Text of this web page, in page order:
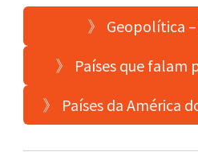
》 Geopolítica
》 Países que falam
》 Países da América